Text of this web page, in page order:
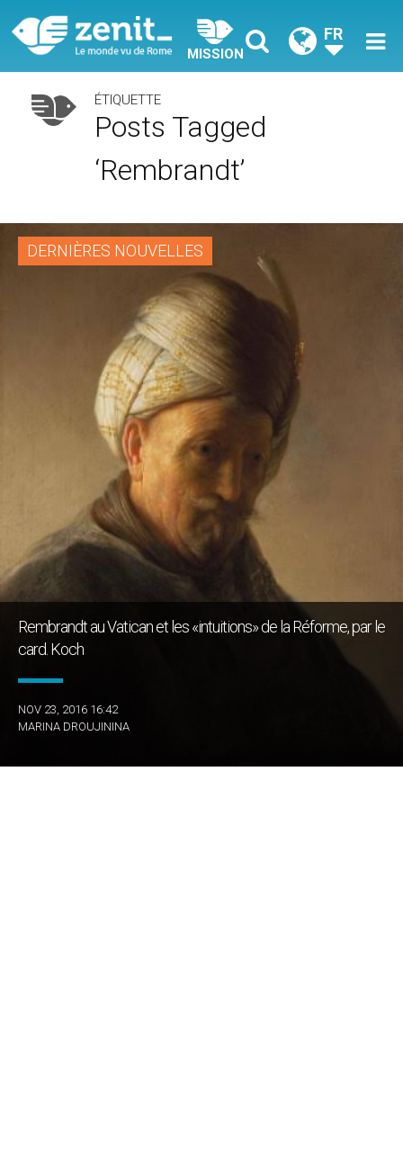
MISSION
FR
ÉTIQUETTE
Posts Tagged
‘Rembrandt’
DERNIÈRES NOUVELLES
Rembrandt au Vatican et les «intuitions» de la Réforme, par le
card. Koch
NOV 23, 2016 16:42
MARINA DROUJININA